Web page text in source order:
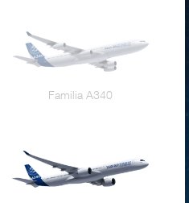
Familia A340